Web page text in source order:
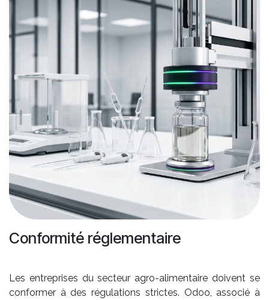
Conformité réglementaire
Les entreprises du secteur agro-alimentaire doivent se
conformer à des régulations strictes. Odoo, associé à